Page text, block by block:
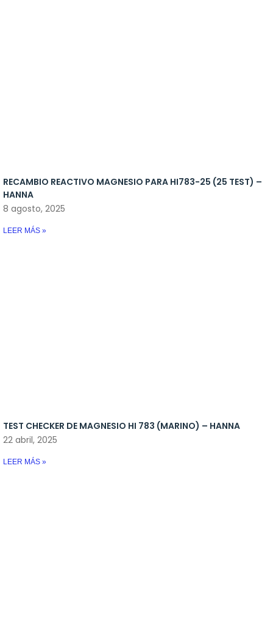
Skymers y reactores
RECAMBIO REACTIVO MAGNESIO PARA HI783-25 (25 TEST) –
HANNA
8 agosto, 2025
LEER MÁS »
TEST CHECKER DE MAGNESIO HI 783 (MARINO) – HANNA
22 abril, 2025
LEER MÁS »